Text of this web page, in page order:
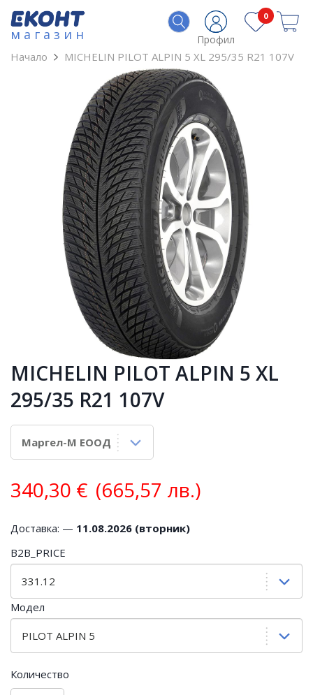
магазин Профил
0
Начало MICHELIN PILOT ALPIN 5 XL 295/35 R21 107V
MICHELIN PILOT ALPIN 5 XL
295/35 R21 107V
340,30 € (665,57 лв.)
Доставка: — 11.08.2026 (вторник)
B2B_PRICE
Модел
Количество